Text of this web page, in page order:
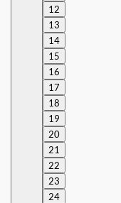
12
13
14
15
16
17
18
19
20
21
22
23
24